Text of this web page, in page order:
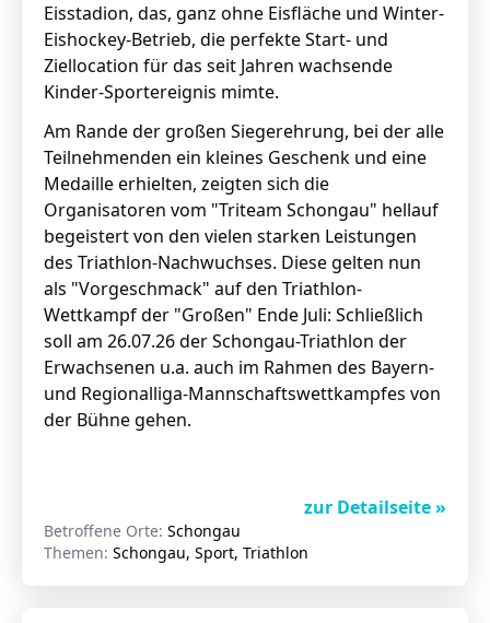
Eisstadion, das, ganz ohne Eisfläche und Winter-
Eishockey-Betrieb, die perfekte Start- und
Ziellocation für das seit Jahren wachsende
Kinder-Sportereignis mimte.
Am Rande der großen Siegerehrung, bei der alle
Teilnehmenden ein kleines Geschenk und eine
Medaille erhielten, zeigten sich die
Organisatoren vom "Triteam Schongau" hellauf
begeistert von den vielen starken Leistungen
des Triathlon-Nachwuchses. Diese gelten nun
als "Vorgeschmack" auf den Triathlon-
Wettkampf der "Großen" Ende Juli: Schließlich
soll am 26.07.26 der Schongau-Triathlon der
Erwachsenen u.a. auch im Rahmen des Bayern-
und Regionalliga-Mannschaftswettkampfes von
der Bühne gehen.
zur Detailseite »
Betroffene Orte: Schongau
Themen: Schongau, Sport, Triathlon